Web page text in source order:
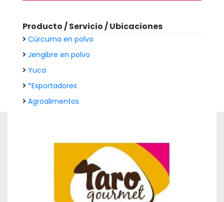
Producto / Servicio / Ubicaciones
Cúrcuma en polvo
Jengibre en polvo
Yuca
*Exportadores
Agroalimentos